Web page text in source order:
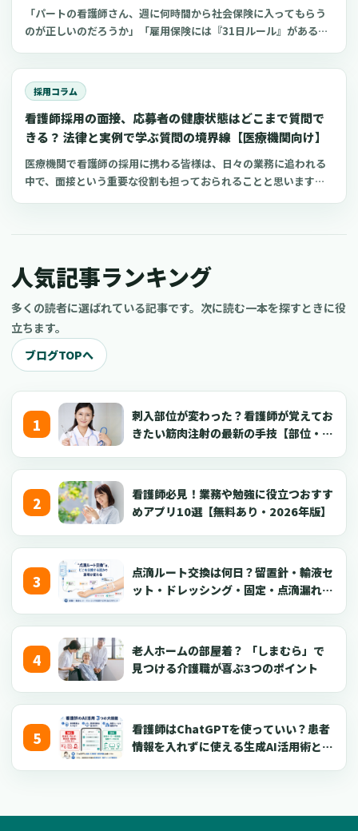
つきにくくなる原因を、「紹介エージェント」「院内体制」「応
募者自身」という３つの視点から丁寧に解きほぐしていきます。
を、実際の事例を交えながら整理していきます。また、記事の途
中では、採用のミスマッチを減らしながら、よりスムーズに応募
者と接点を持つための新しい選択肢として「お試し勤務」という
考え方にも触れていきます。この方法は、特に看護師の登録者数
ような仕組みを活用することで、無理なく始めることができま
す。
「パートの看護師さん、週に何時間から社会保険に入ってもらう
のが正しいのだろうか」「雇用保険には『31日ルール』があると
ば…」「複数のクリニックを掛け持ちしている方の保険手続きは
どう進めれば？」非常勤や時短勤務、複数の職場での複業（ダブ
ルワーク）といった働き方が広がる中で、看護師の社会保険・雇
用保険の適用に関する疑問は、多くの医療機関で共通の課題とな
っているのではないでしょうか。制度が複雑で、近年は法改正も
くないかもしれません。この記事は、病院やクリニックで看護師
の採用や労務管理に携わる院長、看護部長、理事長、事務長、人
事ご担当者の皆様に向けて、社会保険（健康保険・厚生年金保
要件」、雇用保険が「週20時間・31日以上の雇用見込み」となり
容も反映しています。日々の業務でお忙しい中でも、必要な情報
をすぐにご確認いただけるよう、具体的なケースを交えた早見表
や、現場でつまずきやすいポイントの解説、院内での業務手順の
整え方まで、順を追って解説していきます。この記事が、皆様の
いです。
採用コラム
看護師採用の面接、応募者の健康状態はどこまで質問で
きる？ 法律と実例で学ぶ質問の境界線【医療機関向け】
医療機関で看護師の採用に携わる皆様は、日々の業務に追われる
中で、面接という重要な役割も担っておられることと思います。
しょうか。しかし、その一方で、健康に関する質問は非常にデリ
シーを侵害し、法律に抵触する「就職差別」と受け取られかねま
せん。良かれと思って尋ねたことが、思わぬトラブルに発展する
可能性も否定できません。この記事では、看護師の採用面接にお
いて、「応募者の健康について、どこまで聞いて良いのか、何を
聞いてはいけないのか」という難しい問題について、法律や行政
の指針、そして他の医療機関の具体的な事例を交えながら、でき
るだけ分かりやすく整理しました。採用の可否判断に直結させな
いための工夫や、健康情報を取得する適切なタイミング、そして
その情報の保管方法まで、現場ですぐに役立つ一連の流れを確認
できます。日々の採用活動における、ちょっとした疑問や不安を
解消する一助となれば幸いです。
人気記事ランキング
多くの読者に選ばれている記事です。次に読む一本を探すときに役
立ちます。
ブログTOPへ
刺入部位が変わった？看護師が覚えてお
きたい筋肉注射の最新の手技【部位・
看護師必見！業務や勉強に役立つおすす
めアプリ10選【無料あり・2026年版】
点滴ルート交換は何日？留置針・輸液セ
ット・ドレッシング・固定・点滴漏れ対
老人ホームの部屋着？ 「しまむら」で
見つける介護職が喜ぶ3つのポイント
看護師はChatGPTを使っていい？患者
情報を入れずに使える生成AI活用術とプ